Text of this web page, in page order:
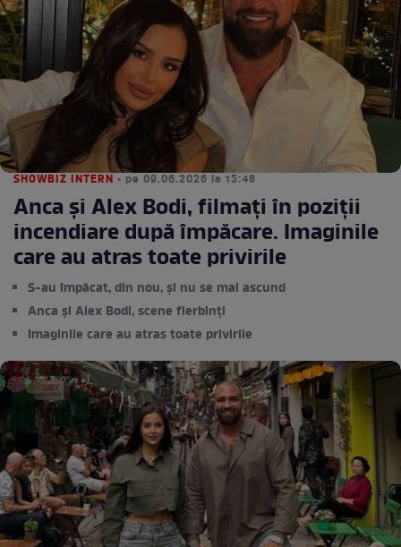
SHOWBIZ INTERN • pe 09.06.2026 la 15:48
Anca și Alex Bodi, filmați în poziții
incendiare după împăcare. Imaginile
care au atras toate privirile
S-au împăcat, din nou, și nu se mai ascund
Anca și Alex Bodi, scene fierbinți
Imaginile care au atras toate privirile